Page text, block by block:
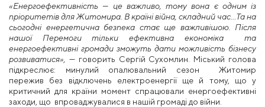
«Енергоефективність — це важливо, тому вона є одним із
пріоритетів для Житомира. В країні війна, складний час…Та на
сьогодні енергетична безпека стає ще важливішою. Після
нашої Перемоги тільки ефективна економіка та
енергоефективні громади зможуть дати можливість бізнесу
розвиватися»,
— говорить Сергій Сухомлин. Міський голова
підкреслює: минулий опалювальний сезон Житомир
пережив без відключень електроенергії ще й тому, що у
критичний для країни момент спрацювали енергоефективні
заходи, що впроваджувалися в нашій громаді до війни.